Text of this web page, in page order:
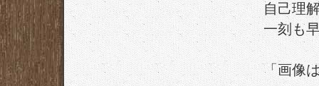
自己理
一刻も
「画像